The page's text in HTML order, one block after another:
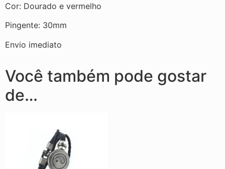
Cor: Dourado e vermelho
Pingente: 30mm
Envio imediato
Você também pode gostar
de…